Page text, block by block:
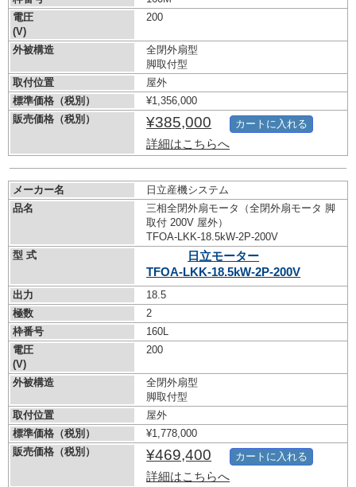
電圧
(V)
200
外被構造
全閉外扇型
脚取付型
取付位置
屋外
標準価格（税別）
¥1,356,000
販売価格（税別）
¥385,000
詳細はこちらへ
カートに入れる
メーカー名
日立産機システム
品名
三相全閉外扇モータ（全閉外扇モータ 脚
取付 200V 屋外）
TFOA-LKK-18.5kW-2P-200V
型 式
日立モーター
TFOA-LKK-18.5kW-2P-200V
出力
18.5
極数
2
枠番号
160L
電圧
(V)
200
外被構造
全閉外扇型
脚取付型
取付位置
屋外
標準価格（税別）
¥1,778,000
販売価格（税別）
¥469,400
詳細はこちらへ
カートに入れる